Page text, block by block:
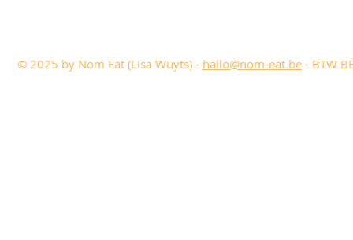
© 2025 by Nom Eat (Lisa Wuyts) - hallo@nom-eat.be- BTW